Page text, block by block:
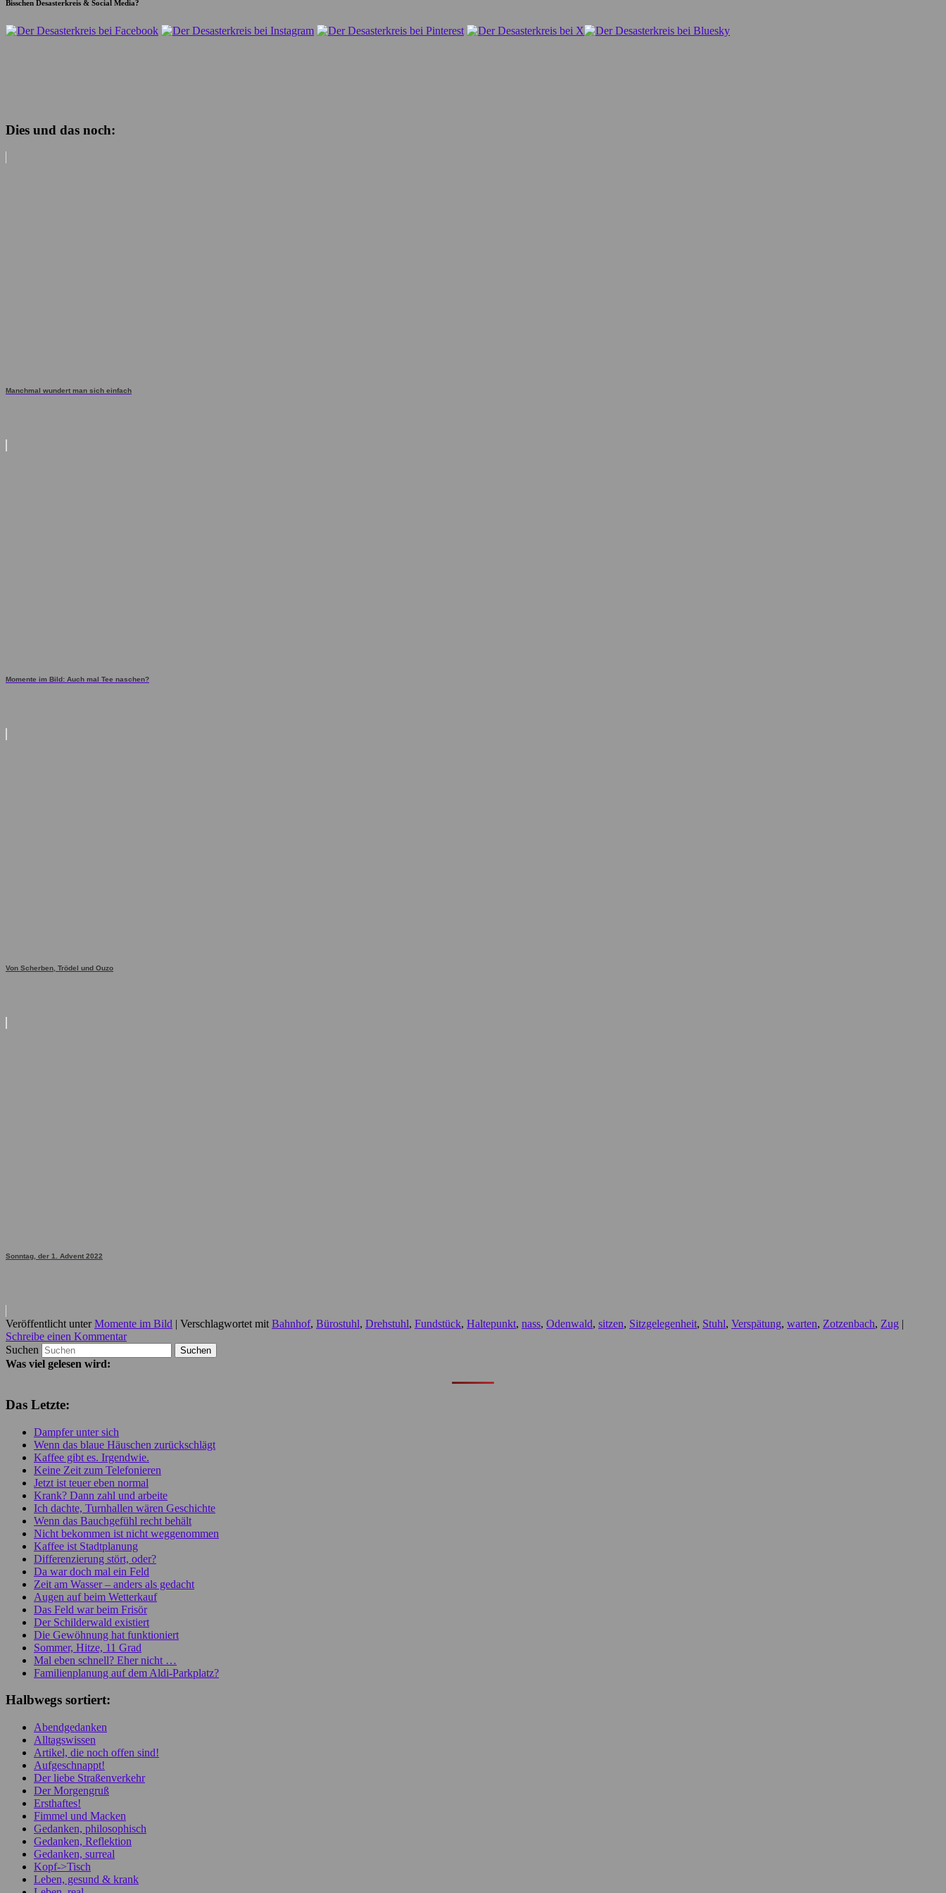
Bisschen Desasterkreis & Social Media?
Dies und das noch:
Manchmal wundert man sich einfach
Momente im Bild: Auch mal Tee naschen?
Von Scherben, Trödel und Ouzo
Sonntag, der 1. Advent 2022
Veröffentlicht unter Momente im Bild | Verschlagwortet mit Bahnhof, Bürostuhl, Drehstuhl, Fundstück, Haltepunkt, nass, Odenwald, sitzen, Sitzgelegenheit, Stuhl, Verspätung, warten, Zotzenbach, Zug |
Schreibe einen Kommentar
Suchen
Was viel gelesen wird:
Das Letzte:
Dampfer unter sich
Wenn das blaue Häuschen zurückschlägt
Kaffee gibt es. Irgendwie.
Keine Zeit zum Telefonieren
Jetzt ist teuer eben normal
Krank? Dann zahl und arbeite
Ich dachte, Turnhallen wären Geschichte
Wenn das Bauchgefühl recht behält
Nicht bekommen ist nicht weggenommen
Kaffee ist Stadtplanung
Differenzierung stört, oder?
Da war doch mal ein Feld
Zeit am Wasser – anders als gedacht
Augen auf beim Wetterkauf
Das Feld war beim Frisör
Der Schilderwald existiert
Die Gewöhnung hat funktioniert
Sommer, Hitze, 11 Grad
Mal eben schnell? Eher nicht …
Familienplanung auf dem Aldi-Parkplatz?
Halbwegs sortiert:
Abendgedanken
Alltagswissen
Artikel, die noch offen sind!
Aufgeschnappt!
Der liebe Straßenverkehr
Der Morgengruß
Ersthaftes!
Fimmel und Macken
Gedanken, philosophisch
Gedanken, Reflektion
Gedanken, surreal
Kopf->Tisch
Leben, gesund & krank